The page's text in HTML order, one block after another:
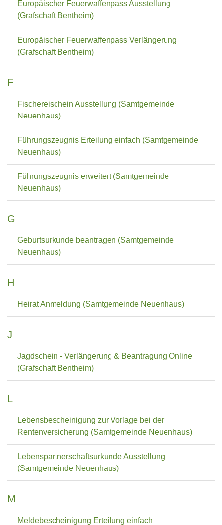
Europäischer Feuerwaffenpass Ausstellung
(Grafschaft Bentheim)
Europäischer Feuerwaffenpass Verlängerung
(Grafschaft Bentheim)
F
Fischereischein Ausstellung (Samtgemeinde
Neuenhaus)
Führungszeugnis Erteilung einfach (Samtgemeinde
Neuenhaus)
Führungszeugnis erweitert (Samtgemeinde
Neuenhaus)
G
Geburtsurkunde beantragen (Samtgemeinde
Neuenhaus)
H
Heirat Anmeldung (Samtgemeinde Neuenhaus)
J
Jagdschein - Verlängerung & Beantragung Online
(Grafschaft Bentheim)
L
Lebensbescheinigung zur Vorlage bei der
Rentenversicherung (Samtgemeinde Neuenhaus)
Lebenspartnerschaftsurkunde Ausstellung
(Samtgemeinde Neuenhaus)
M
Meldebescheinigung Erteilung einfach